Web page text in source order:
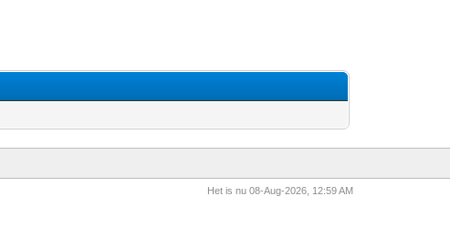
Het is nu 08-Aug-2026, 12:59 AM